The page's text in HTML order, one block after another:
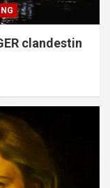
clandestin